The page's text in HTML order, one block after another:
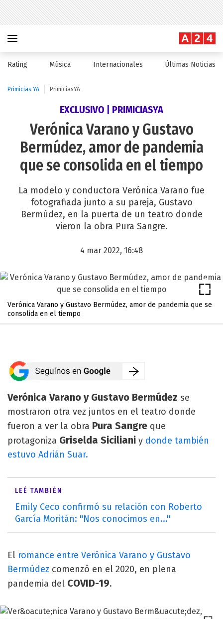
Rating Música Internacionales Últimas Noticias
Primicias YA PrimiciasYA
EXCLUSIVO | PRIMICIASYA
Verónica Varano y Gustavo
Bermúdez, amor de pandemia
que se consolida en el tiempo
La modelo y conductora Verónica Varano fue
fotografiada junto a su pareja, Gustavo
Bermúdez, en la puerta de un teatro donde
vieron la obra Pura Sangre.
4 mar 2022, 16:48
Verónica Varano y Gustavo Bermúdez, amor de pandemia que se
consolida en el tiempo
Verónica Varano y Gustavo Bermúdez se
mostraron otra vez juntos en el teatro donde
fueron a ver la obra Pura Sangre que
protagoniza Griselda Siciliani y donde también
estuvo Adrián Suar.
LEÉ TAMBIÉN
Emily Ceco confirmó su relación con Roberto
García Moritán: "Nos conocimos en..."
El romance entre Verónica Varano y Gustavo
Bermúdez comenzó en el 2020, en plena
pandemia del COVID-19.